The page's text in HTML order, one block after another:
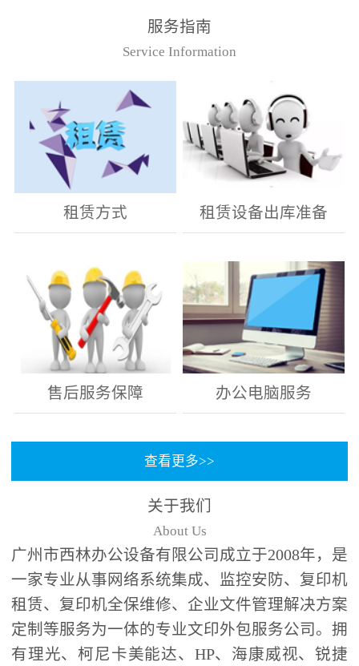
服务指南
Service Information
租赁方式 租赁设备出库准备
售后服务保障 办公电脑服务
查看更多>>
关于我们
About Us
广州市西林办公设备有限公司成立于2008年，是
一家专业从事网络系统集成、监控安防、复印机
租赁、复印机全保维修、企业文件管理解决方案
定制等服务为一体的专业文印外包服务公司。拥
有理光、柯尼卡美能达、HP、海康威视、锐捷